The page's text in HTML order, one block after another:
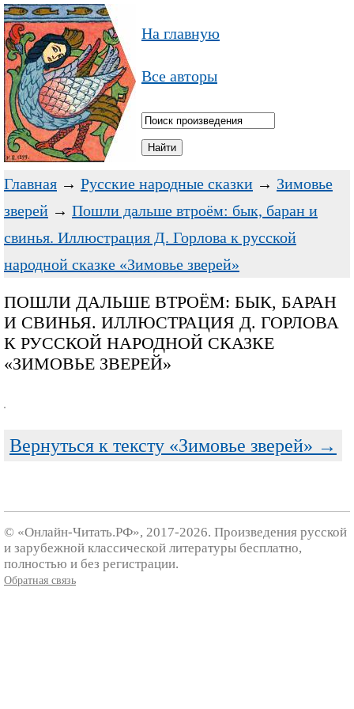
На главную
Все авторы
Главная → Русские народные сказки → Зимовье
зверей → Пошли дальше втроём: бык, баран и
свинья. Иллюстрация Д. Горлова к русской
народной сказке «Зимовье зверей»
ПОШЛИ ДАЛЬШЕ ВТРОЁМ: БЫК, БАРАН
И СВИНЬЯ. ИЛЛЮСТРАЦИЯ Д. ГОРЛОВА
К РУССКОЙ НАРОДНОЙ СКАЗКЕ
«ЗИМОВЬЕ ЗВЕРЕЙ»
Вернуться к тексту «Зимовье зверей» →
© «Онлайн-Читать.РФ», 2017-2026. Произведения русской
и зарубежной классической литературы бесплатно,
полностью и без регистрации.
Обратная связь